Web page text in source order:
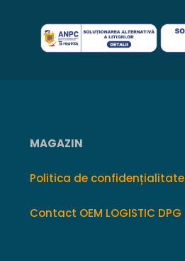
MAGAZIN
Politica de confidențialitate
Contact OEM LOGISTIC DPG